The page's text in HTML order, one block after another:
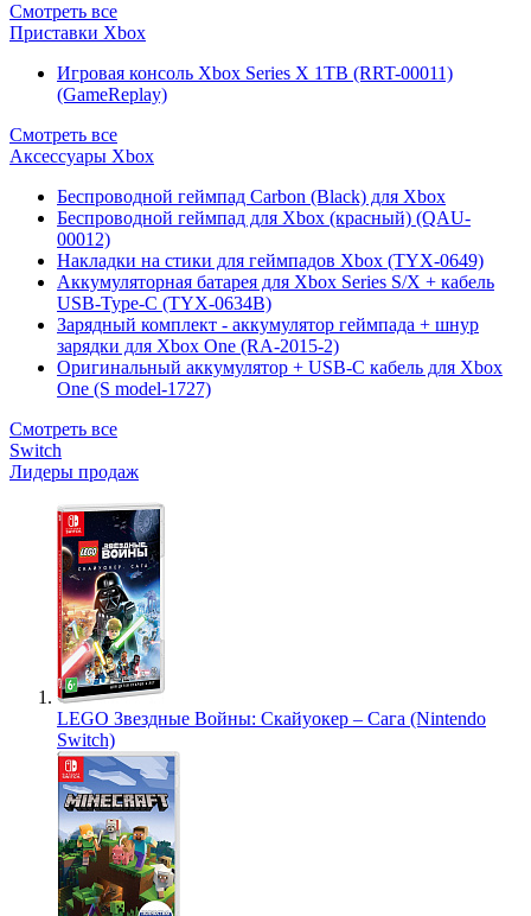
Смотреть все
Приставки Xbox
Игровая консоль Xbox Series X 1TB (RRT-00011)
(GameReplay)
Смотреть все
Аксессуары Xbox
Беспроводной геймпад Carbon (Black) для Xbox
Беспроводной геймпад для Xbox (красный) (QAU-
00012)
Накладки на стики для геймпадов Xbox (TYX-0649)
Аккумуляторная батарея для Xbox Series S/X + кабель
USB-Type-C (TYX-0634B)
Зарядный комплект - аккумулятор геймпада + шнур
зарядки для Xbox One (RA-2015-2)
Оригинальный аккумулятор + USB-C кабель для Xbox
One (S model-1727)
Смотреть все
Switch
Лидеры продаж
LEGO Звездные Войны: Скайуокер – Сага (Nintendo
Switch)